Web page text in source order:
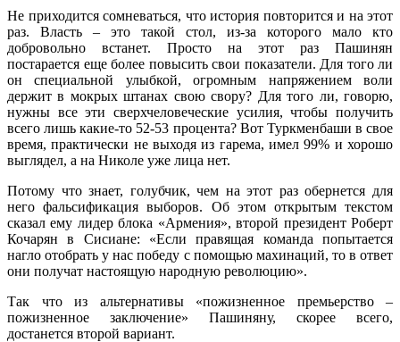
Не приходится сомневаться, что история повторится и на этот
раз. Власть – это такой стол, из-за которого мало кто
добровольно встанет. Просто на этот раз Пашинян
постарается еще более повысить свои показатели. Для того ли
он специальной улыбкой, огромным напряжением воли
держит в мокрых штанах свою свору? Для того ли, говорю,
нужны все эти сверхчеловеческие усилия, чтобы получить
всего лишь какие-то 52-53 процента? Вот Туркменбаши в свое
время, практически не выходя из гарема, имел 99% и хорошо
выглядел, а на Николе уже лица нет.
Потому что знает, голубчик, чем на этот раз обернется для
него фальсификация выборов. Об этом открытым текстом
сказал ему лидер блока «Армения», второй президент Роберт
Кочарян в Сисиане: «Если правящая команда попытается
нагло отобрать у нас победу с помощью махинаций, то в ответ
они получат настоящую народную революцию».
Так что из альтернативы «пожизненное премьерство –
пожизненное заключение» Пашиняну, скорее всего,
достанется второй вариант.